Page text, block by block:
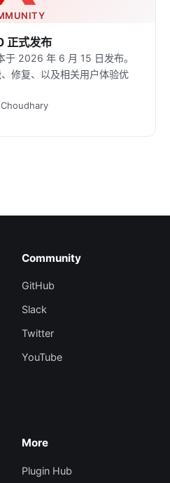
正式发布
2026 年 6 月 15 日发布。
修复、以及相关用户体验优
Community
GitHub
Slack
Twitter
YouTube
More
Plugin Hub